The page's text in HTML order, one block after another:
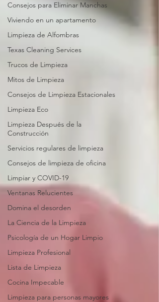
Consejos para Eliminar Manchas
Viviendo en un apartamento
Limpieza de Alfombras
Texas Cleaning Services
Trucos de Limpieza
Mitos de Limpieza
Consejos de Limpieza Estacionales
Limpieza Eco
Limpieza Después de la
Construcción
Servicios regulares de limpieza
Consejos de limpieza de oficina
Limpiar y COVID-19
Ventanas Relucientes
Domina el desorden
La Ciencia de la Limpieza
Psicología de un Hogar Limpio
Limpieza Profesional
Lista de Limpieza
Cocina Impecable
Limpieza para personas mayores